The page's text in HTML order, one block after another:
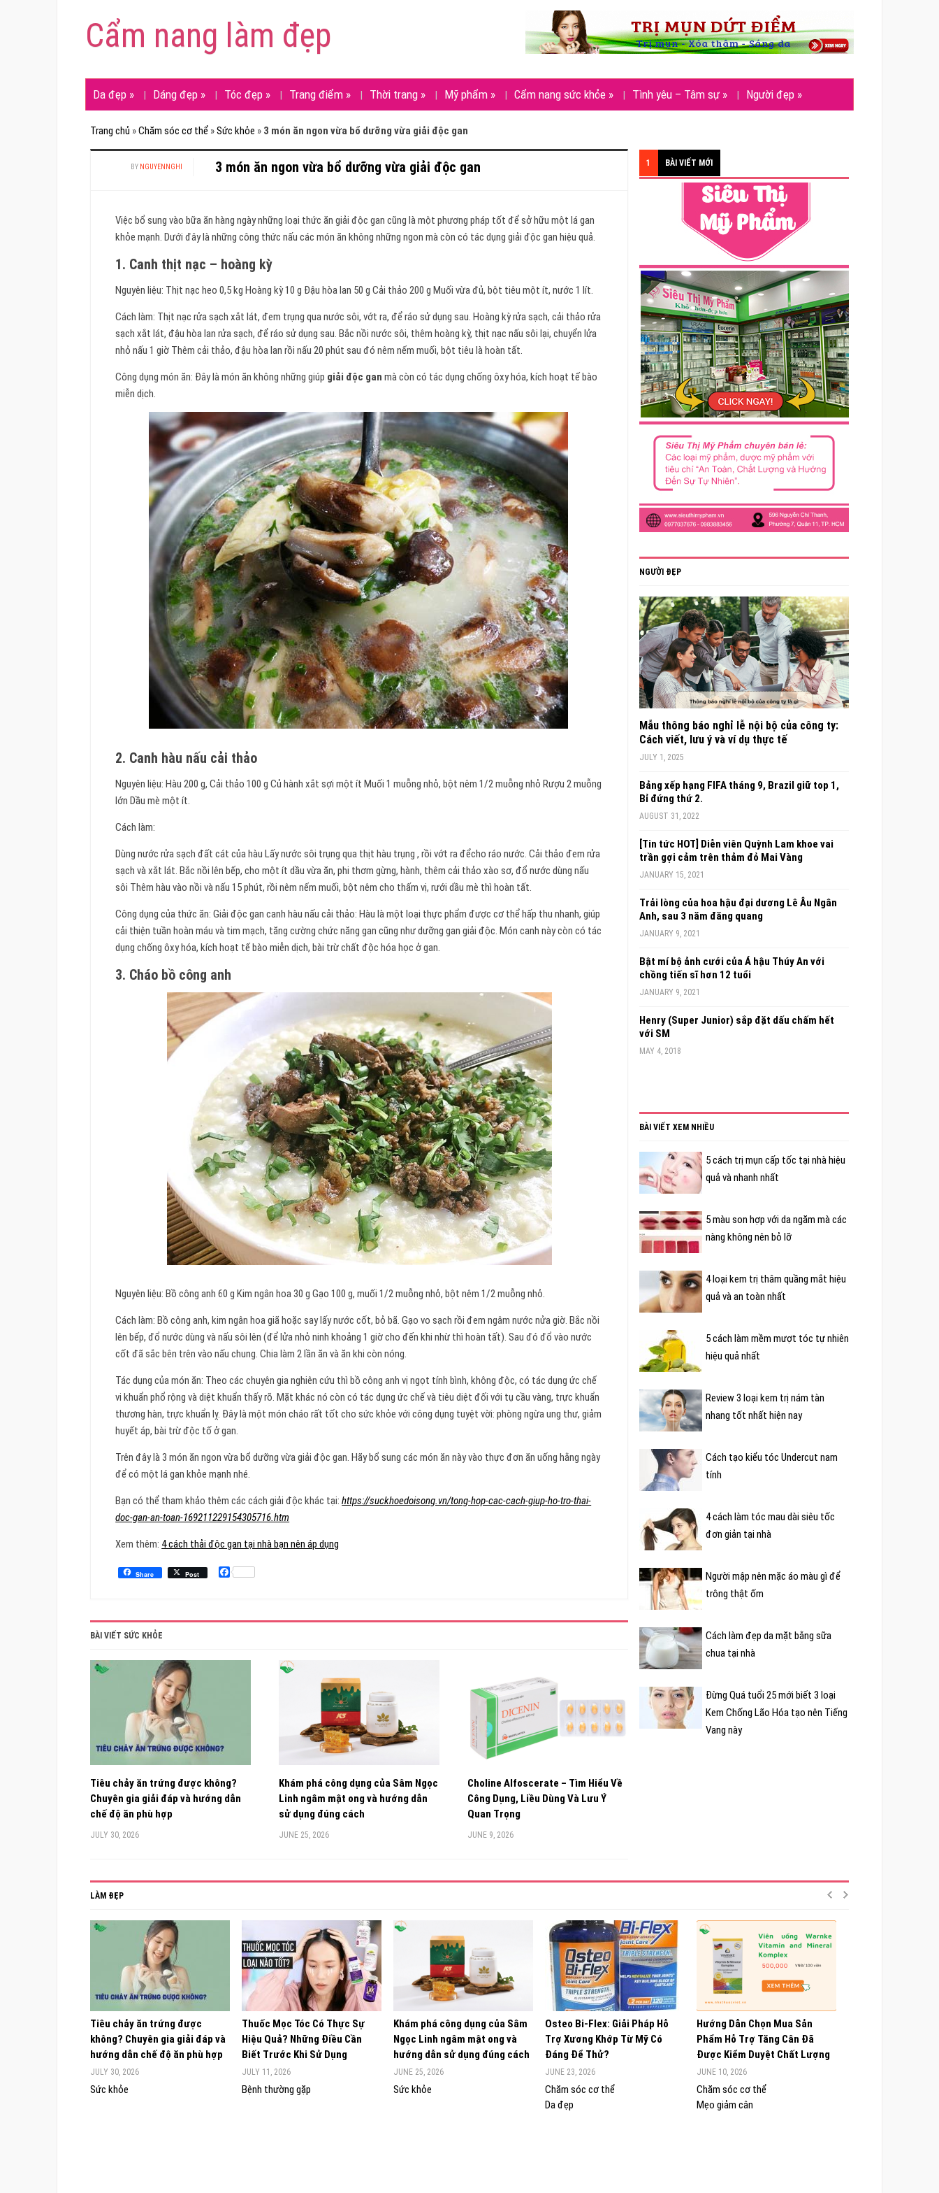
Cẩm nang làm đẹp
Da đẹp » Dáng đẹp » Tóc đẹp » Trang điểm » Thời trang » Mỹ phẩm » Cẩm nang sức khỏe » Tình yêu – Tâm sự » Người đẹp »
Trang chủ »Chăm sóc cơ thể »Sức khỏe » 3 món ăn ngon vừa bổ dưỡng vừa giải độc gan
BY NGUYENNGHI 3 món ăn ngon vừa bổ dưỡng vừa giải độc gan
Việc bổ sung vào bữa ăn hàng ngày những loại thức ăn giải độc gan cũng là một phương pháp tốt để sở hữu một lá gan
khỏe mạnh. Dưới đây là những công thức nấu các món ăn không những ngon mà còn có tác dụng giải độc gan hiệu quả.
1. Canh thịt nạc – hoàng kỳ
Nguyên liệu: Thịt nạc heo 0,5 kg Hoàng kỳ 10 g Đậu hòa lan 50 g Cải thảo 200 g Muối vừa đủ, bột tiêu một ít, nước 1 lít.
Cách làm: Thịt nạc rửa sạch xắt lát, đem trụng qua nước sôi, vớt ra, để ráo sử dụng sau. Hoàng kỳ rửa sạch, cải thảo rửa
sạch xắt lát, đậu hòa lan rửa sạch, để ráo sử dụng sau. Bắc nồi nước sôi, thêm hoàng kỳ, thịt nạc nấu sôi lại, chuyển lửa
nhỏ nấu 1 giờ Thêm cải thảo, đậu hòa lan rồi nấu 20 phút sau đó nêm nếm muối, bột tiêu là hoàn tất.
Công dụng món ăn: Đây là món ăn không những giúp giải độc gan mà còn có tác dụng chống ôxy hóa, kích hoạt tế bào
miễn dịch.
2. Canh hàu nấu cải thảo
Nguyên liệu: Hàu 200 g, Cải thảo 100 g Củ hành xắt sợi một ít Muối 1 muỗng nhỏ, bột nêm 1/2 muỗng nhỏ Rượu 2 muỗng
lớn Dầu mè một ít.
Cách làm:
Dùng nước rửa sạch đất cát của hàu Lấy nước sôi trụng qua thịt hàu trụng , rồi vớt ra đểcho ráo nước. Cải thảo đem rửa
sạch và xắt lát. Bắc nồi lên bếp, cho một ít dầu vừa ăn, phi thơm gừng, hành, thêm cải thảo xào sơ, đổ nước dùng nấu
sôi Thêm hàu vào nồi và nấu 15 phút, rồi nêm nếm muối, bột nêm cho thấm vị, rưới dầu mè thì hoàn tất.
Công dụng của thức ăn: Giải độc gan canh hàu nấu cải thảo: Hàu là một loại thực phẩm được cơ thể hấp thu nhanh, giúp
cải thiện tuần hoàn máu và tim mạch, tăng cường chức năng gan cũng như dưỡng gan giải độc. Món canh này còn có tác
dụng chống ôxy hóa, kích hoạt tế bào miễn dịch, bài trừ chất độc hóa học ở gan.
3. Cháo bồ công anh
Nguyên liệu: Bồ công anh 60 g Kim ngân hoa 30 g Gạo 100 g, muối 1/2 muỗng nhỏ, bột nêm 1/2 muỗng nhỏ.
Cách làm: Bồ công anh, kim ngân hoa giã hoặc say lấy nước cốt, bỏ bã. Gạo vo sạch rồi đem ngâm nước nửa giờ. Bắc nồi
lên bếp, đổ nước dùng và nấu sôi lên (để lửa nhỏ ninh khoảng 1 giờ cho đến khi nhừ thì hoàn tất). Sau đó đổ vào nước
cốt đã sắc bên trên vào nấu chung. Chia làm 2 lần ăn và ăn khi còn nóng.
Tác dụng của món ăn: Theo các chuyên gia nghiên cứu thì bồ công anh vị ngọt tính bình, không độc, có tác dụng ức chế
vi khuẩn phổ rộng và diệt khuẩn thấy rõ. Mặt khác nó còn có tác dụng ức chế và tiêu diệt đối với tụ cầu vàng, trực khuẩn
thương hàn, trực khuẩn lỵ. Đây là một món cháo rất tốt cho sức khỏe với công dụng tuyệt vời: phòng ngừa ung thư, giảm
huyết áp, bài trừ độc tố ở gan.
Trên đây là 3 món ăn ngon vừa bổ dưỡng vừa giải độc gan. Hãy bổ sung các món ăn này vào thực đơn ăn uống hằng ngày
để có một lá gan khỏe mạnh nhé.
Bạn có thể tham khảo thêm các cách giải độc khác tại:https://suckhoedoisong.vn/tong-hop-cac-cach-giup-ho-tro-thai-
doc-gan-an-toan-169211229154305716.htm
Xem thêm: 4 cách thải độc gan tại nhà bạn nên áp dụng
Share Post Facebook
BÀI VIẾT SỨC KHỎE
Tiêu chảy ăn trứng được không?
Chuyên gia giải đáp và hướng dẫn
chế độ ăn phù hợp
JULY 30, 2026
Khám phá công dụng của Sâm Ngọc
Linh ngâm mật ong và hướng dẫn
sử dụng đúng cách
JUNE 25, 2026
Choline Alfoscerate – Tìm Hiểu Về
Công Dụng, Liều Dùng Và Lưu Ý
Quan Trọng
JUNE 9, 2026
1 BÀI VIẾT MỚI
NGƯỜI ĐẸP
Mẫu thông báo nghỉ lễ nội bộ của công ty:
Cách viết, lưu ý và ví dụ thực tế
JULY 1, 2025
Bảng xếp hạng FIFA tháng 9, Brazil giữ top 1,
Bỉ đứng thứ 2.
AUGUST 31, 2022
[Tin tức HOT] Diễn viên Quỳnh Lam khoe vai
trần gợi cảm trên thảm đỏ Mai Vàng
JANUARY 15, 2021
Trải lòng của hoa hậu đại dương Lê Âu Ngân
Anh, sau 3 năm đăng quang
JANUARY 9, 2021
Bật mí bộ ảnh cưới của Á hậu Thúy An với
chồng tiến sĩ hơn 12 tuổi
JANUARY 9, 2021
Henry (Super Junior) sắp đặt dấu chấm hết
với SM
MAY 4, 2018
BÀI VIẾT XEM NHIỀU
5 cách trị mụn cấp tốc tại nhà hiệu
quả và nhanh nhất
5 màu son hợp với da ngăm mà các
nàng không nên bỏ lỡ
4 loại kem trị thâm quầng mắt hiệu
quả và an toàn nhất
5 cách làm mềm mượt tóc tự nhiên
hiệu quả nhất
Review 3 loại kem trị nám tàn
nhang tốt nhất hiện nay
Cách tạo kiểu tóc Undercut nam
tính
4 cách làm tóc mau dài siêu tốc
đơn giản tại nhà
Người mập nên mặc áo màu gì để
trông thật ốm
Cách làm đẹp da mặt bằng sữa
chua tại nhà
Đừng Quá tuổi 25 mới biết 3 loại
Kem Chống Lão Hóa tạo nên Tiếng
Vang này
LÀM ĐẸP
Tiêu chảy ăn trứng được
không? Chuyên gia giải đáp và
hướng dẫn chế độ ăn phù hợp
JULY 30, 2026
Sức khỏe
Thuốc Mọc Tóc Có Thực Sự
Hiệu Quả? Những Điều Cần
Biết Trước Khi Sử Dụng
JULY 11, 2026
Bệnh thường gặp
Khám phá công dụng của Sâm
Ngọc Linh ngâm mật ong và
hướng dẫn sử dụng đúng cách
JUNE 25, 2026
Sức khỏe
Osteo Bi-Flex: Giải Pháp Hỗ
Trợ Xương Khớp Từ Mỹ Có
Đáng Để Thử?
JUNE 23, 2026
Chăm sóc cơ thể
Da đẹp
Hướng Dẫn Chọn Mua Sản
Phẩm Hỗ Trợ Tăng Cân Đã
Được Kiểm Duyệt Chất Lượng
JUNE 10, 2026
Chăm sóc cơ thể
Mẹo giảm cân